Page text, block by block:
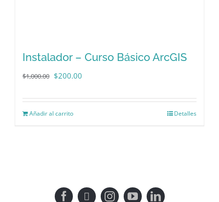
Instalador – Curso Básico ArcGIS
$1,000.00 El
$200.00
Añadir al carrito Detalles